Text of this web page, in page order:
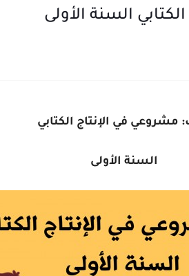
السنة الأولى
مشروعي في الإنتاج الكتابي
السنة الأولى